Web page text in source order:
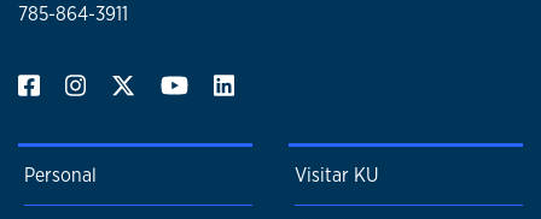
785-864-3911
Personal Visitar KU